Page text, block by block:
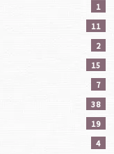
1
11
2
15
7
38
19
4